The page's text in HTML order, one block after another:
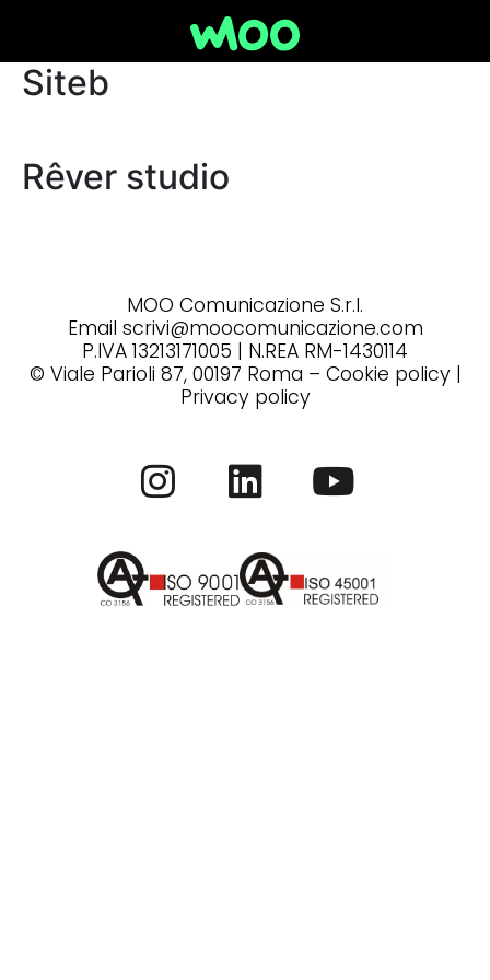
Siteb
Rêver studio
MOO Comunicazione S.r.l.
Email scrivi@moocomunicazione.com
P.IVA 13213171005 | N.REA RM-1430114
© Viale Parioli 87, 00197 Roma – Cookie policy|
Privacy policy